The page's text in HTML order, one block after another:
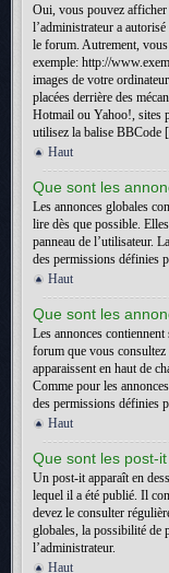
Oui, vous pouvez afficher
l’administrateur a
le forum. Autrement,
exemple: http://
images de votre
placées derrière des
Hotmail ou Yahoo!, sites
utilisez la balise BBCode
Haut
Que sont les
Les annonces globales
lire dès que possible.
panneau de l’utilisateur.
des permissions définies
Haut
Que sont les
Les annonces
forum que vous consultez
apparaissent en haut de
Comme pour les
des permissions définies
Haut
Que sont les post-
Un post-it apparaît en
lequel il a été publié. Il
devez le consulter
globales, la possibilité de
l’administrateur.
Haut